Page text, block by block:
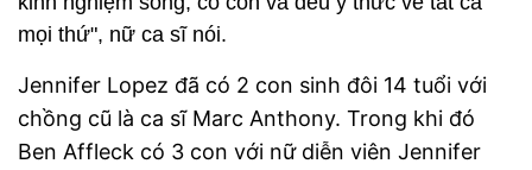
mọi thứ", nữ ca sĩ nói.
Jennifer Lopez đã có 2 con sinh đôi 14 tuổi với
chồng cũ là ca sĩ Marc Anthony. Trong khi đó
Ben Affleck có 3 con với nữ diễn viên Jennifer